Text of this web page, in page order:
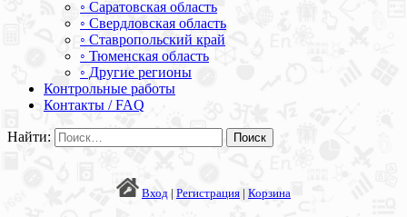
◦ Саратовская область
◦ Свердловская область
◦ Ставропольский край
◦ Тюменская область
◦ Другие регионы
Контрольные работы
Контакты / FAQ
Найти:
Вход | Регистрация | Корзина